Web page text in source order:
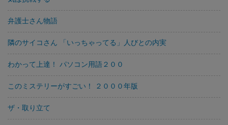
弁護士さん物語
隣のサイコさん 「いっちゃってる」人びとの内実
わかって上達！ パソコン用語２００
このミステリーがすごい！ ２０００年版
ザ・取り立て